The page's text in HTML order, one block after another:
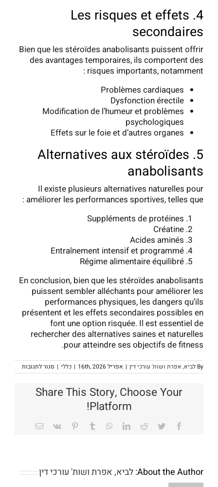
4. Les risques et effets
secondaires
Bien que les stéroïdes anabolisants puissent offrir
des avantages temporaires, ils comportent des
risques importants, notamment :
Problèmes cardiaques
Dysfonction érectile
Modification de l’humeur et problèmes
psychologiques
Effets sur le foie et d’autres organes
5. Alternatives aux stéroïdes
anabolisants
Il existe plusieurs alternatives naturelles pour
améliorer les performances sportives, telles que :
Suppléments de protéines
Créatine
Acides aminés
Entraînement intensif et programmé
Régime alimentaire équilibré
En conclusion, bien que les stéroïdes anabolisants
puissent sembler alléchants pour améliorer les
performances physiques, les dangers qu’ils
présentent et les effets secondaires possibles en
font une option risquée. Il est essentiel de
rechercher des alternatives saines et naturelles
pour atteindre ses objectifs de fitness.
By לביא, אפרת ושות' עורכי דין | אפריל 16th, 2026 | כללי | סגור לתגובותעל
Guide
Share This Story, Choose Your
Platform!
Facebook
Twitter
Reddit
LinkedIn
WhatsApp
Tumblr
Pinterest
Vk
Email
About the Author: לביא, אפרת ושות' עורכי דין